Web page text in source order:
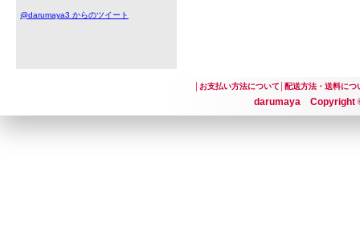
@darumaya3 からのツイート
お支払い方法について│ 配送方法・送料につ
darumaya Copyright